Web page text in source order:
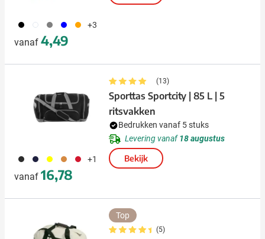
001 002 003 005 007 +3
vanaf 4,49
001 005 006 007 008 +1
vanaf 16,78
(13)
Sporttas Sportcity | 85 L | 5
ritsvakken
Bedrukken vanaf 5 stuks
Levering vanaf18 augustus
Bekijk
Top
(5)